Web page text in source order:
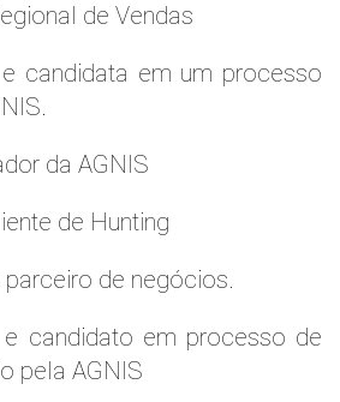
de Vendas
candidata em um processo
da AGNIS
de Hunting
de negócios.
candidato em processo de
pela AGNIS